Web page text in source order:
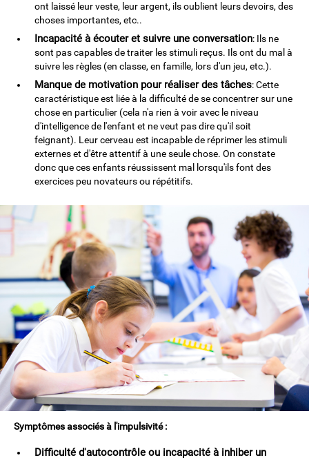
ont laissé leur veste, leur argent, ils oublient leurs devoirs, des
choses importantes, etc..
Incapacité à écouter et suivre une conversation: Ils ne
sont pas capables de traiter les stimuli reçus. Ils ont du mal à
suivre les règles (en classe, en famille, lors d'un jeu, etc.).
Manque de motivation pour réaliser des tâches: Cette
caractéristique est liée à la difficulté de se concentrer sur une
chose en particulier (cela n'a rien à voir avec le niveau
d'intelligence de l'enfant et ne veut pas dire qu'il soit
feignant). Leur cerveau est incapable de réprimer les stimuli
externes et d'être attentif à une seule chose. On constate
donc que ces enfants réussissent mal lorsqu'ils font des
exercices peu novateurs ou répétitifs.
Symptômes associés à l'impulsivité :
Difficulté d'autocontrôle ou incapacité à inhiber un